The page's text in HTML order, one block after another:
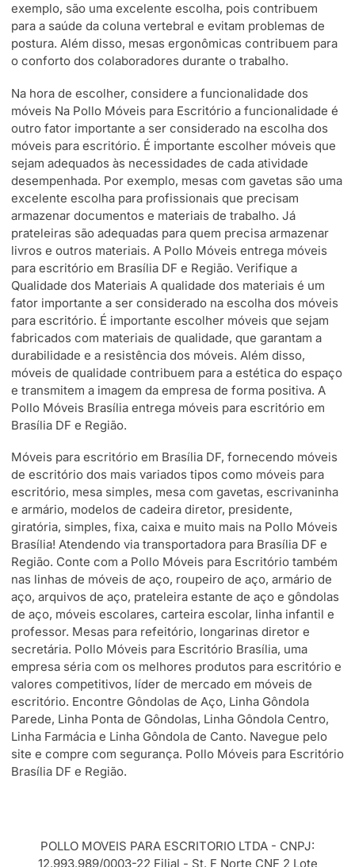
exemplo, são uma excelente escolha, pois contribuem
para a saúde da coluna vertebral e evitam problemas de
postura. Além disso, mesas ergonômicas contribuem para
o conforto dos colaboradores durante o trabalho.
Na hora de escolher, considere a funcionalidade dos
móveis Na Pollo Móveis para Escritório a funcionalidade é
outro fator importante a ser considerado na escolha dos
móveis para escritório. É importante escolher móveis que
sejam adequados às necessidades de cada atividade
desempenhada. Por exemplo, mesas com gavetas são uma
excelente escolha para profissionais que precisam
armazenar documentos e materiais de trabalho. Já
prateleiras são adequadas para quem precisa armazenar
livros e outros materiais. A Pollo Móveis entrega móveis
para escritório em Brasília DF e Região. Verifique a
Qualidade dos Materiais A qualidade dos materiais é um
fator importante a ser considerado na escolha dos móveis
para escritório. É importante escolher móveis que sejam
fabricados com materiais de qualidade, que garantam a
durabilidade e a resistência dos móveis. Além disso,
móveis de qualidade contribuem para a estética do espaço
e transmitem a imagem da empresa de forma positiva. A
Pollo Móveis Brasília entrega móveis para escritório em
Brasília DF e Região.
Móveis para escritório em Brasília DF, fornecendo móveis
de escritório dos mais variados tipos como móveis para
escritório, mesa simples, mesa com gavetas, escrivaninha
e armário, modelos de cadeira diretor, presidente,
giratória, simples, fixa, caixa e muito mais na Pollo Móveis
Brasília! Atendendo via transportadora para Brasília DF e
Região. Conte com a Pollo Móveis para Escritório também
nas linhas de móveis de aço, roupeiro de aço, armário de
aço, arquivos de aço, prateleira estante de aço e gôndolas
de aço, móveis escolares, carteira escolar, linha infantil e
professor. Mesas para refeitório, longarinas diretor e
secretária. Pollo Móveis para Escritório Brasília, uma
empresa séria com os melhores produtos para escritório e
valores competitivos, líder de mercado em móveis de
escritório. Encontre Gôndolas de Aço, Linha Gôndola
Parede, Linha Ponta de Gôndolas, Linha Gôndola Centro,
Linha Farmácia e Linha Gôndola de Canto. Navegue pelo
site e compre com segurança. Pollo Móveis para Escritório
Brasília DF e Região.
POLLO MOVEIS PARA ESCRITORIO LTDA - CNPJ:
12.993.989/0003-22 Filial - St. F Norte CNF 2 Lote